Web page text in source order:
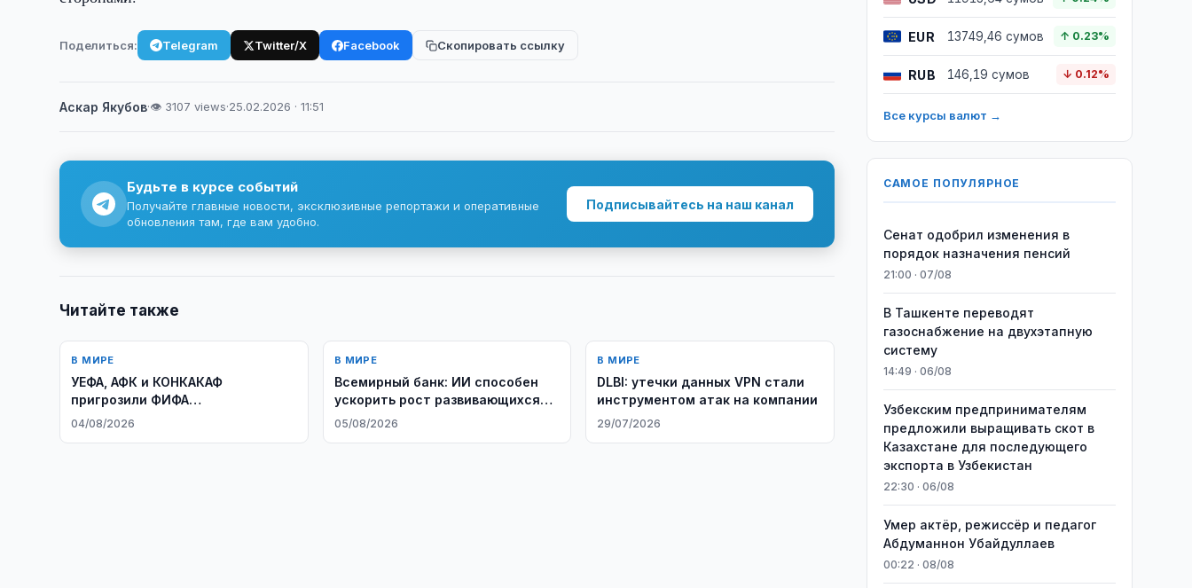
Поделиться: Telegram Twitter/X Facebook Скопировать ссылку
Аскар Якубов·👁 3107 views·25.02.2026 · 11:51
Будьте в курсе событий
Получайте главные новости, эксклюзивные репортажи и оперативные
обновления там, где вам удобно.
Подписывайтесь на наш канал
Читайте также
В МИРЕ
УЕФА, АФК и КОНКАКАФ
пригрозили ФИФА
альтернативными турнирами
04/08/2026
В МИРЕ
Всемирный банк: ИИ способен
ускорить рост развивающихся
экономик
05/08/2026
В МИРЕ
DLBI: утечки данных VPN стали
инструментом атак на компании
29/07/2026
EUR 13749,46 сумов ↑ 0.23%
RUB 146,19 сумов ↓ 0.12%
Все курсы валют →
САМОЕ ПОПУЛЯРНОЕ
Сенат одобрил изменения в
порядок назначения пенсий
21:00 · 07/08
В Ташкенте переводят
газоснабжение на двухэтапную
систему
14:49 · 06/08
Узбекским предпринимателям
предложили выращивать скот в
Казахстане для последующего
экспорта в Узбекистан
22:30 · 06/08
Умер актёр, режиссёр и педагог
Абдуманнон Убайдуллаев
00:22 · 08/08